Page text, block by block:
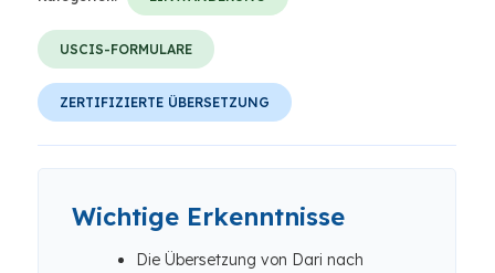
USCIS-FORMULARE
ZERTIFIZIERTE ÜBERSETZUNG
Wichtige Erkenntnisse
Die Übersetzung von Dari nach